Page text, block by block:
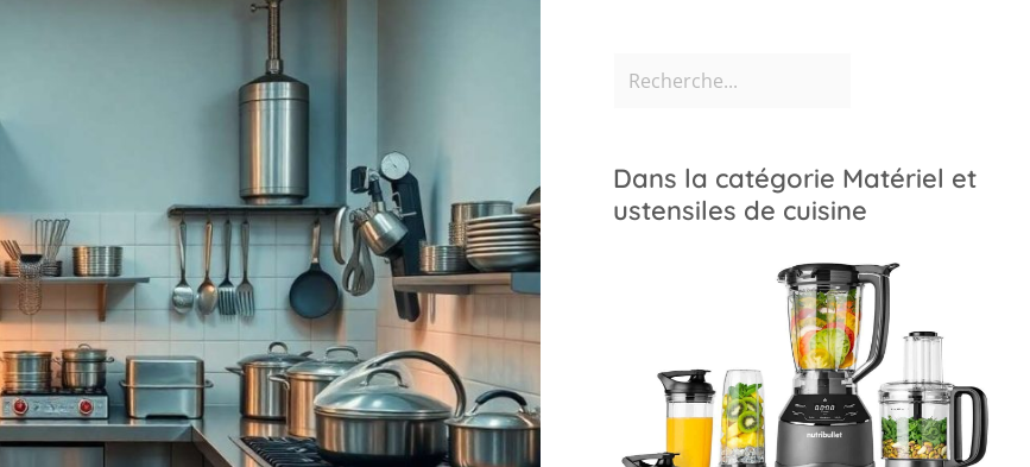
Dans la catégorie Matériel et
ustensiles de cuisine